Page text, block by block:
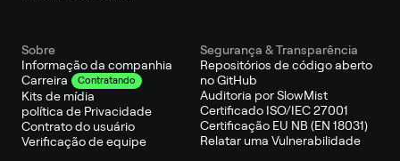
Sobre
Informação da companhia
Carreira
Contratando
Kits de mídia
política de Privacidade
Contrato do usuário
Verificação de equipe
Segurança & Transparência
Repositórios de código aberto
no GitHub
Auditoria por SlowMist
Certificado ISO/IEC 27001
Certificação EU NB (EN 18031)
Relatar uma Vulnerabilidade